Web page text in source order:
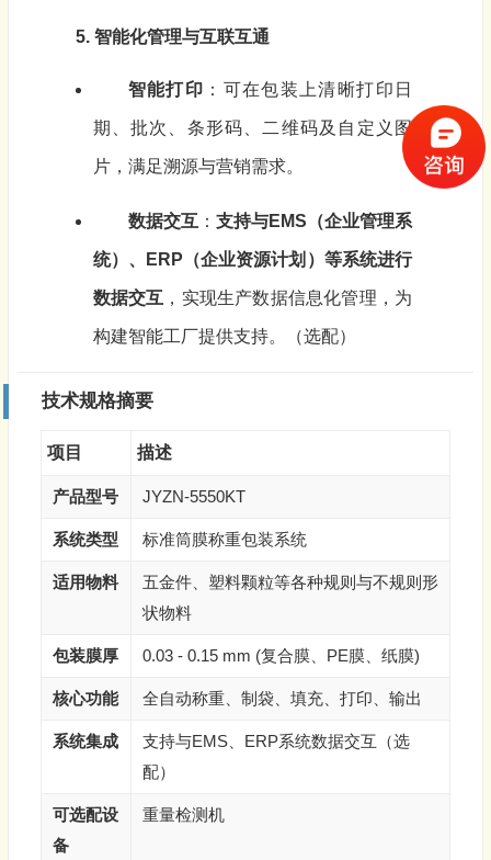
5. 智能化管理与互联互通
智能打印 ：可在包装上清晰打印日
期、批次、条形码、二维码及自定义图
片，满足溯源与营销需求。
数据交互 ： 支持与EMS（企业管理系
统）、ERP（企业资源计划）等系统进行
数据交互 ，实现生产数据信息化管理，为
构建智能工厂提供支持。（选配）
技术规格摘要
项目 描述
产品型号 JYZN-5550KT
系统类型 标准筒膜称重包装系统
适用物料
五金件、塑料颗粒等各种规则与不规则形
状物料
包装膜厚 0.03 - 0.15 mm (复合膜、PE膜、纸膜)
核心功能 全自动称重、制袋、填充、打印、输出
系统集成
支持与EMS、ERP系统数据交互（选
配）
可选配设
备
重量检测机